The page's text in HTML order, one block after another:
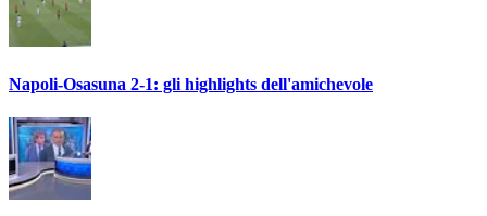
Napoli-Osasuna 2-1: gli highlights dell'amichevole